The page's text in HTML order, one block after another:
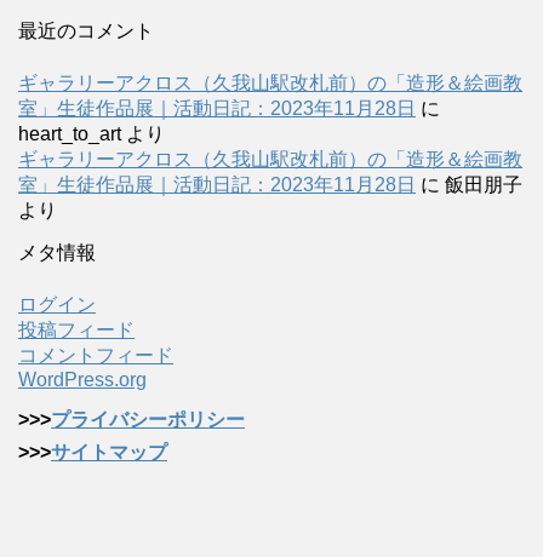
最近のコメント
ギャラリーアクロス（久我山駅改札前）の「造形＆絵画教
室」生徒作品展｜活動日記：2023年11月28日 に
heart_to_artより
ギャラリーアクロス（久我山駅改札前）の「造形＆絵画教
室」生徒作品展｜活動日記：2023年11月28日 に 飯田朋子
より
メタ情報
ログイン
投稿フィード
コメントフィード
WordPress.org
>>>プライバシーポリシー
>>>サイトマップ